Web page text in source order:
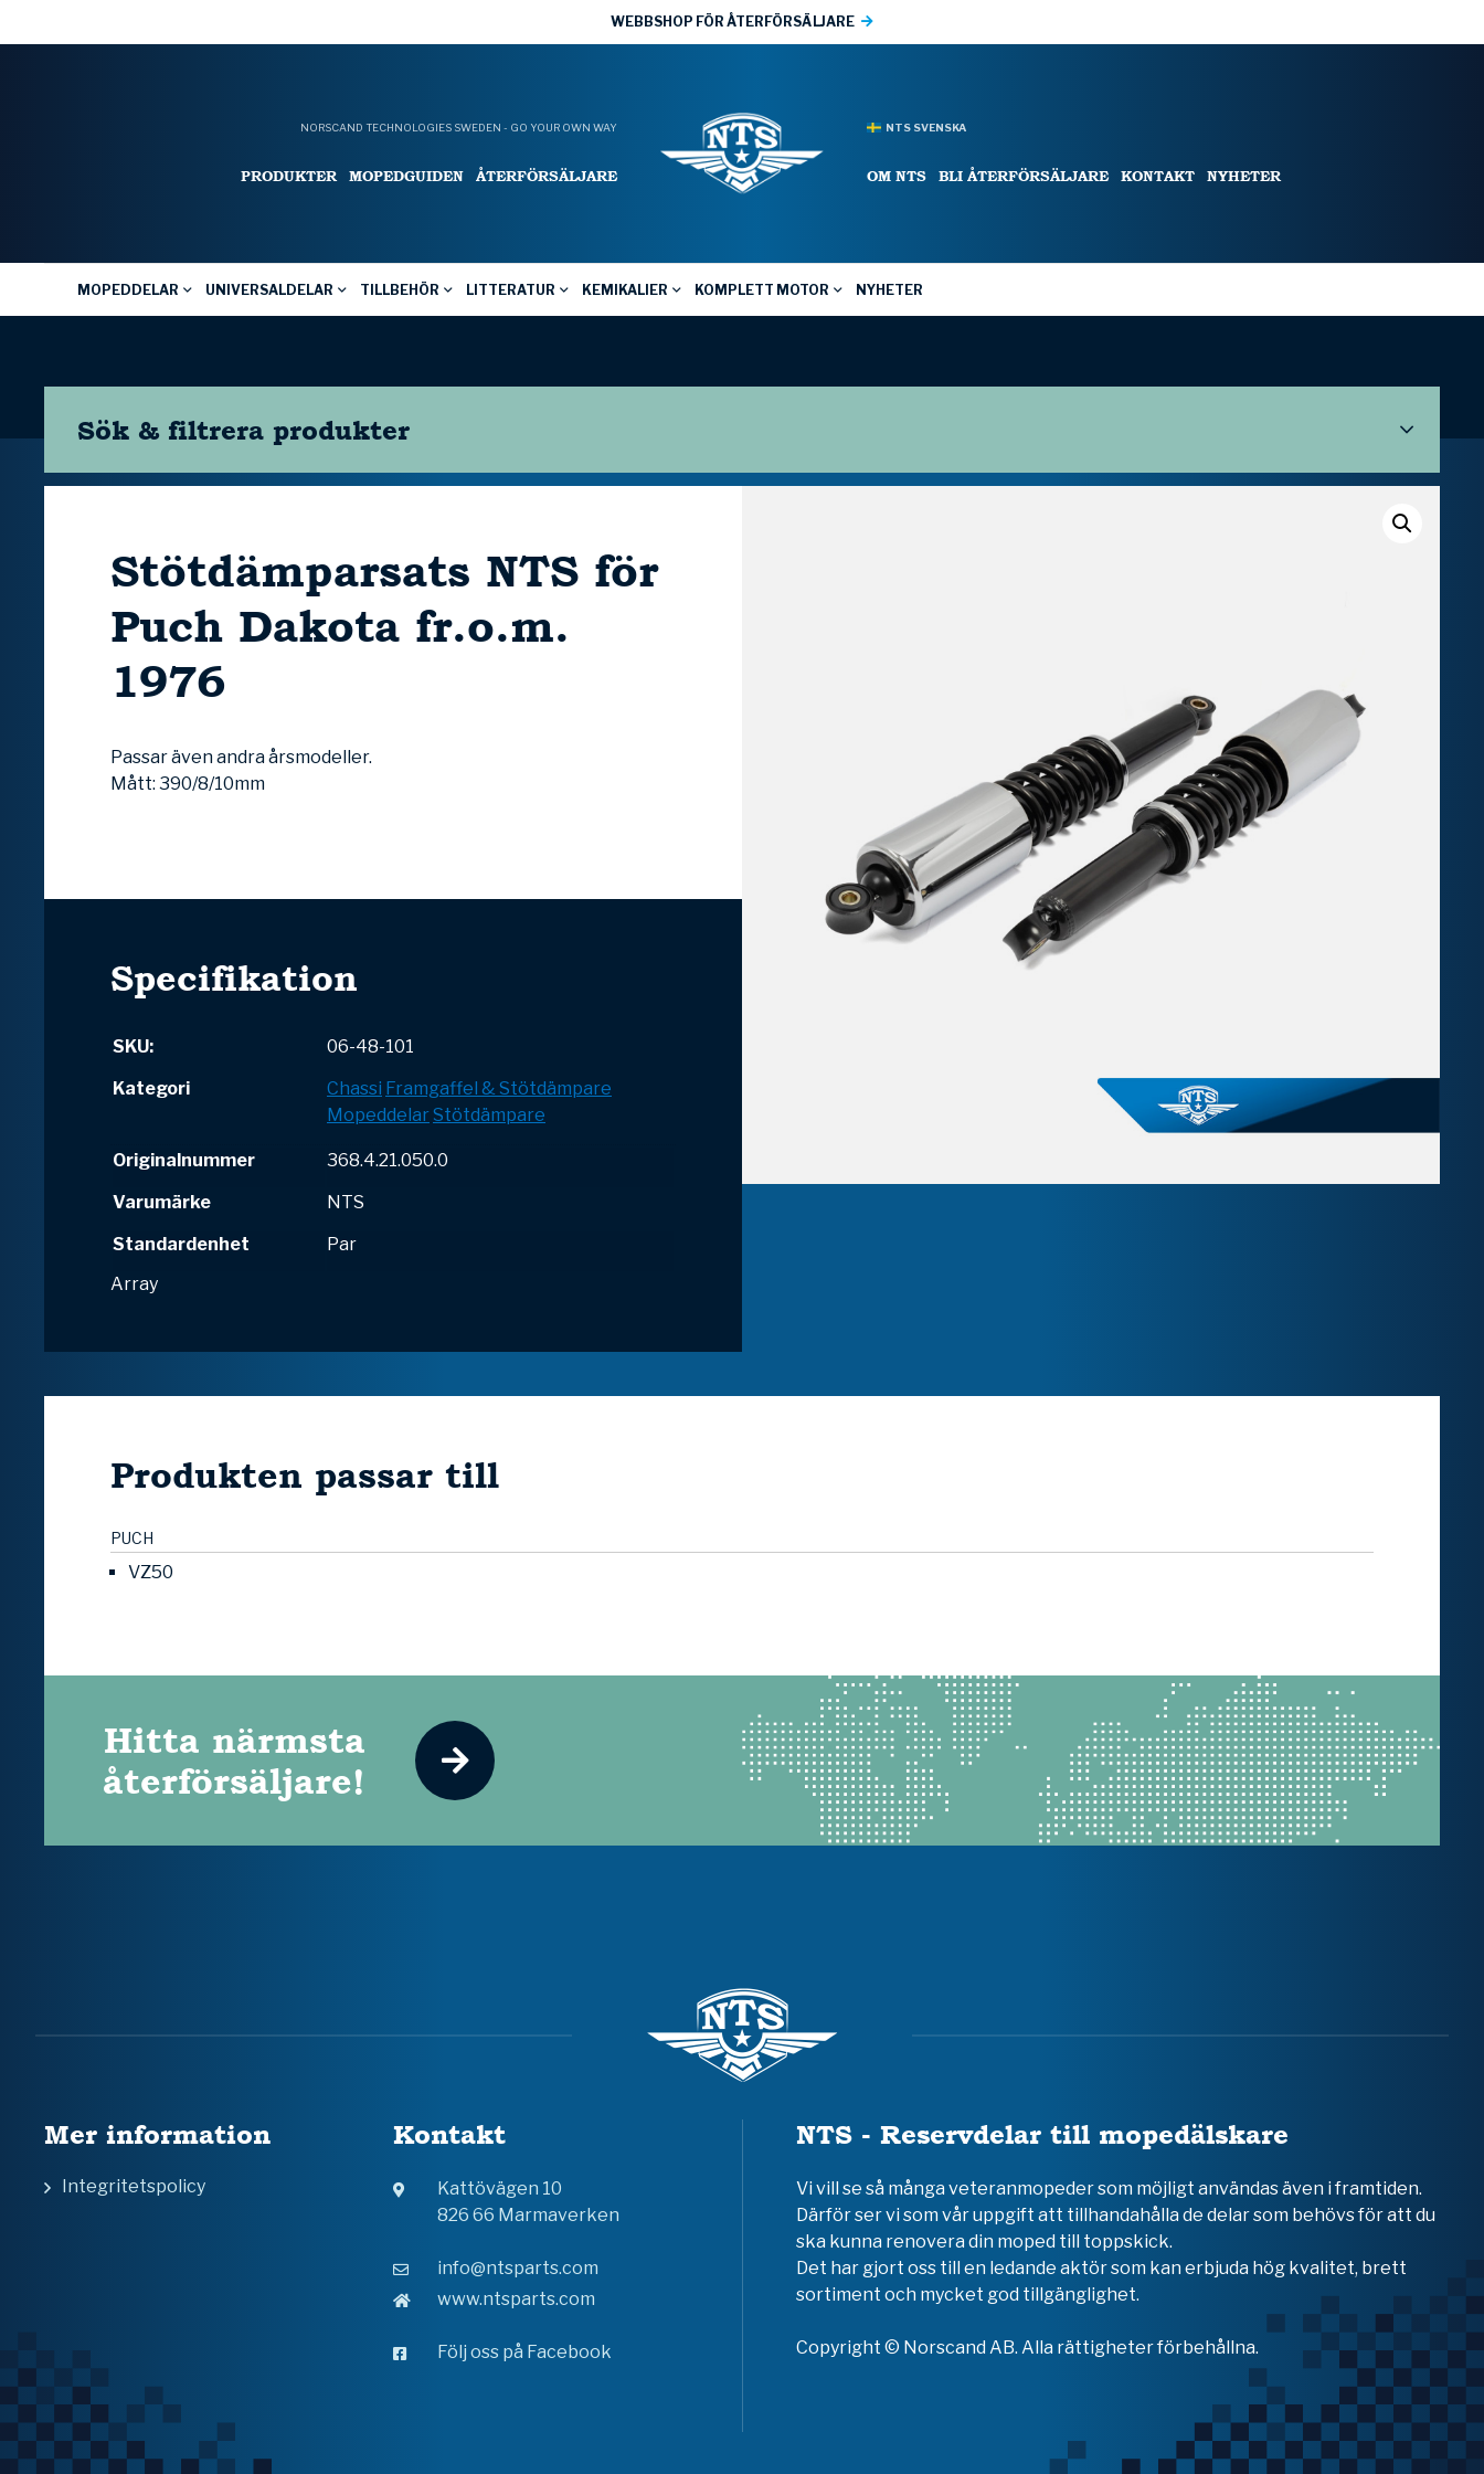
WEBBSHOP FÖR ÅTERFÖRSÄLJARE
NORSCAND TECHNOLOGIES SWEDEN - GO YOUR OWN WAY
PRODUKTER MOPEDGUIDEN ÅTERFÖRSÄLJARE
NTS SVENSKA
OM NTS BLI ÅTERFÖRSÄLJARE KONTAKT NYHETER
MOPEDDELAR UNIVERSALDELAR TILLBEHÖR LITTERATUR KEMIKALIER KOMPLETT MOTOR NYHETER
Sök & filtrera produkter
Stötdämparsats NTS för
Puch Dakota fr.o.m.
1976
Passar även andra årsmodeller.
Mått: 390/8/10mm
Specifikation
SKU:
06-48-101
Kategori
Chassi Framgaffel & Stötdämpare
MopeddelarStötdämpare
Originalnummer
368.4.21.050.0
Varumärke
NTS
Standardenhet
Par
Array
Produkten passar till
PUCH
VZ50
Hitta närmsta
återförsäljare!
Mer information
Integritetspolicy
Kontakt
Kattövägen 10
826 66 Marmaverken
info@ntsparts.com
www.ntsparts.com
Följ oss på Facebook
NTS - Reservdelar till mopedälskare
Vi vill se så många veteranmopeder som möjligt användas även i framtiden.
Därför ser vi som vår uppgift att tillhandahålla de delar som behövs för att du
ska kunna renovera din moped till toppskick.
Det har gjort oss till en ledande aktör som kan erbjuda hög kvalitet, brett
sortiment och mycket god tillgänglighet.
Copyright © Norscand AB. Alla rättigheter förbehållna.